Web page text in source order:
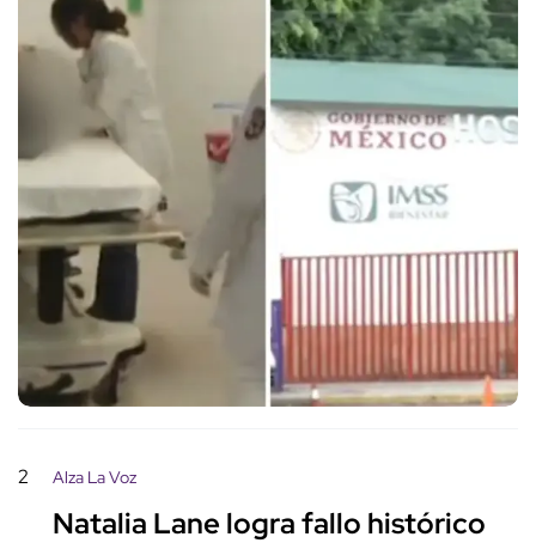
2 Alza La Voz
Natalia Lane logra fallo histórico